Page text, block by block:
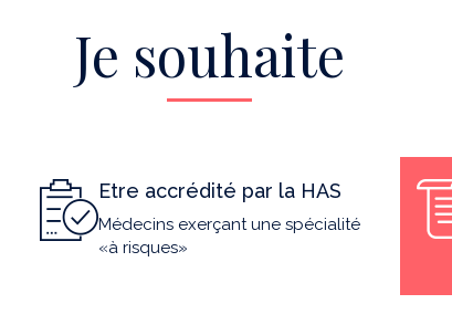
Je souhaite
Etre accrédité par la HAS
Médecins exerçant une spécialité
«à risques»